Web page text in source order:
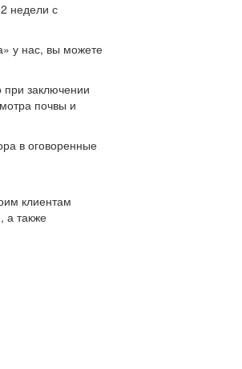
недели с
у нас, вы можете
при заключении
почвы и
в оговоренные
клиентам
а также